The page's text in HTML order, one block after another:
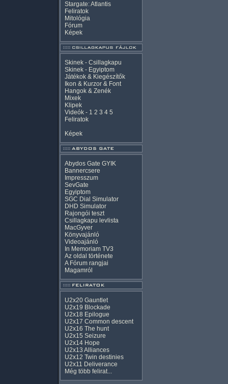
Stargate: Atlantis
Feliratok
Mitológia
Fórum
Képek
Skinek - Csillagkapu
Skinek - Egyiptom
Játékok & Kiegészítők
Ikon & Kurzor & Font
Hangok & Zenék
Mixek
Klipek
Videók - 1 2 3 4 5
Feliratok
Képek
Abydos Gate GYIK
Bannercsere
Impresszum
SevGate
Egyiptom
SGC Dial Simulator
DHD Simulator
Rajongói teszt
Csillagkapu levlista
MacGyver
Könyvajánló
Videoajánló
In Memoriam TV3
Az oldal története
A Fórum rangjai
Magamról
U2x20 Gauntlet
U2x19 Blockade
U2x18 Epilogue
U2x17 Common descent
U2x16 The hunt
U2x15 Seizure
U2x14 Hope
U2x13 Alliances
U2x12 Twin destinies
U2x11 Deliverance
Még több felirat...